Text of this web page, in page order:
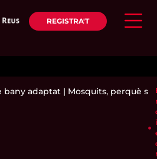
REGISTRA'T
adaptat| Mosquits, perquè són